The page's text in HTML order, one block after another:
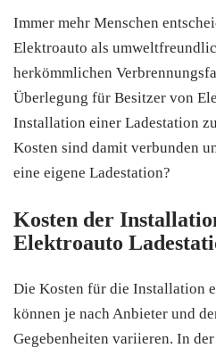
Immer mehr Menschen
Elektroauto als
herkömmlichen
Überlegung für Besitzer von
Installation einer Ladestation
Kosten sind damit verbunden
eine eigene Ladestation?
Kosten der
Elektroauto
Die Kosten für die Installation
können je nach Anbieter und
Gegebenheiten variieren. In